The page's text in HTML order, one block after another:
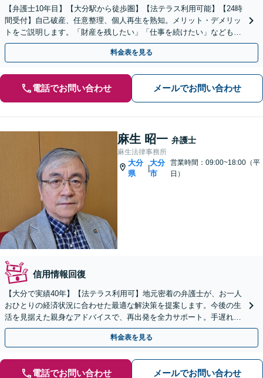
【弁護士10年目】【大分駅から徒歩圏】【法テラス利用可能】【24時
間受付】自己破産、任意整理、個人再生を熟知。メリット・デメリッ
トをご説明します。「財産を残したい」「仕事を続けたい」などもご
相談ください。新たな人生を歩めるように徹底サポート
料金表を見る
電話でお問い合わせ メールでお問い合わせ
麻生 昭一 弁護士
麻生法律事務所
大分
県
|
大分
市
営業時間：09:00~18:00（平
日）
信用情報回復
【大分で実績40年】【法テラス利用可】地元密着の弁護士が、お一人
おひとりの経済状況に合わせた最適な解決策を提案します。今後の生
活を見据えた親身なアドバイスで、再出発を全力サポート。手遅れに
なる前に、まずはご相談ください。【休日面談可】
料金表を見る
電話でお問い合わせ メールでお問い合わせ